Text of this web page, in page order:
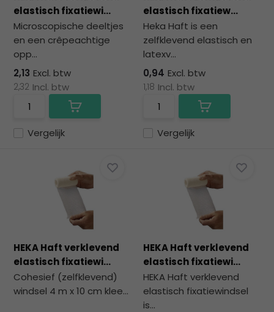
elastisch fixatiewi...
Microscopische deeltjes
en een crêpeachtige
opp...
Vergelijk
2,13 Excl. btw
2,32 Incl. btw
elastisch fixatiew...
Heka Haft is een
zelfklevend elastisch en
latexv...
Vergelijk
0,94 Excl. btw
1,18 Incl. btw
HEKA Haft verklevend
elastisch fixatiewi...
Cohesief (zelfklevend)
windsel 4 m x 10 cm klee...
HEKA Haft verklevend
elastisch fixatiewi...
HEKA Haft verklevend
elastisch fixatiewindsel
is...